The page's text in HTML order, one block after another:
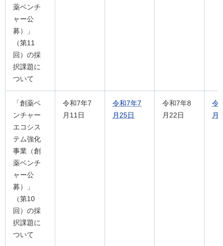
薬ベンチ
ャー公
募）」
（第11
回）の採
択課題に
ついて
「創薬ベ
ンチャー
エコシス
テム強化
事業（創
薬ベンチ
ャー公
募）」
（第10
回）の採
択課題に
ついて
令和7年7
月11日
令和7年7
月25日
令和7年8
月22日
令
月